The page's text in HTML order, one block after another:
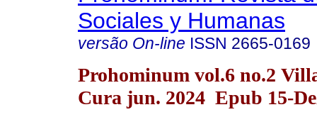
Sociales y Humanas
versão On-line ISSN 2665-0169
Prohominum vol.6 no.2
Cura jun. 2024 Epub 15-